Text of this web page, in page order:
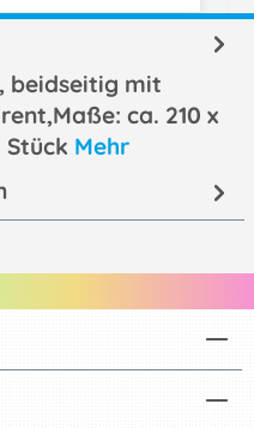
beidseitig mit
ca. 210 x
Stück Mehr